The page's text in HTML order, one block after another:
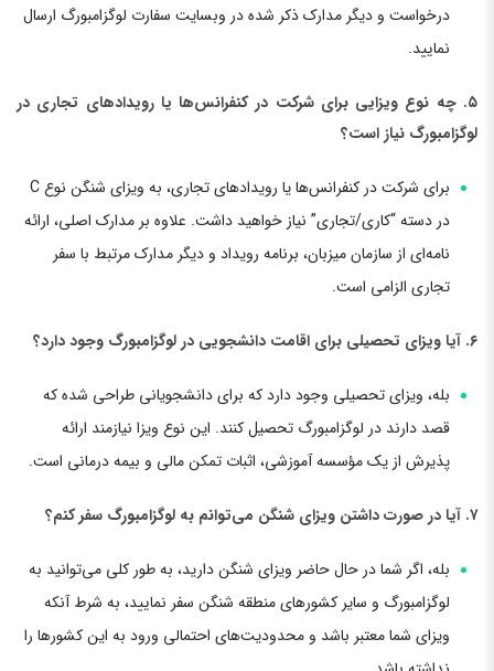
درخواست و دیگر مدارک ذکر شده در وبسایت سفارت لوگزامبورگ ارسال
نمایید.
۵. چه نوع ویزایی برای شرکت در کنفرانس‌ها یا رویدادهای تجاری در
لوگزامبورگ نیاز است؟
برای شرکت در کنفرانس‌ها یا رویدادهای تجاری، به ویزای شنگن نوع C
در دسته “کاری/تجاری” نیاز خواهید داشت. علاوه بر مدارک اصلی، ارائه
نامه‌ای از سازمان میزبان، برنامه رویداد و دیگر مدارک مرتبط با سفر
تجاری الزامی است.
۶. آیا ویزای تحصیلی برای اقامت دانشجویی در لوگزامبورگ وجود دارد؟
بله، ویزای تحصیلی وجود دارد که برای دانشجویانی طراحی شده که
قصد دارند در لوگزامبورگ تحصیل کنند. این نوع ویزا نیازمند ارائه
پذیرش از یک مؤسسه آموزشی، اثبات تمکن مالی و بیمه درمانی است.
۷. آیا در صورت داشتن ویزای شنگن می‌توانم به لوگزامبورگ سفر کنم؟
بله، اگر شما در حال حاضر ویزای شنگن دارید، به طور کلی می‌توانید به
لوگزامبورگ و سایر کشورهای منطقه شنگن سفر نمایید، به شرط آنکه
ویزای شما معتبر باشد و محدودیت‌های احتمالی ورود به این کشورها را